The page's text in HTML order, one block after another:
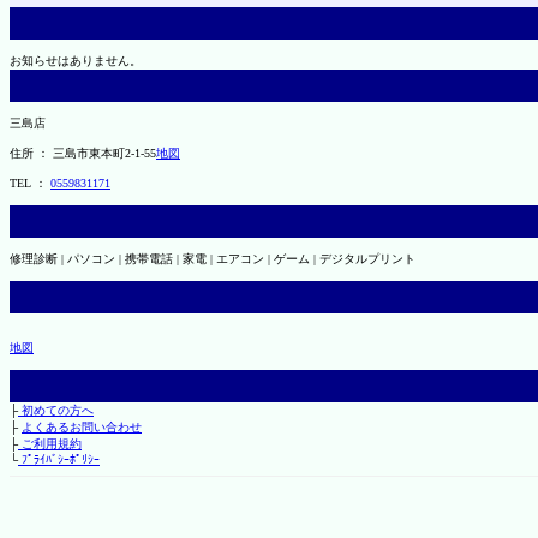
お知らせはありません。
三島店
住所 ： 三島市東本町2-1-55地図
TEL ： 0559831171
修理診断 | パソコン | 携帯電話 | 家電 | エアコン | ゲーム | デジタルプリント
地図
├初めての方へ
├ よくあるお問い合わせ
├ご利用規約
└ﾌﾟﾗｲﾊﾞｼｰﾎﾟﾘｼｰ